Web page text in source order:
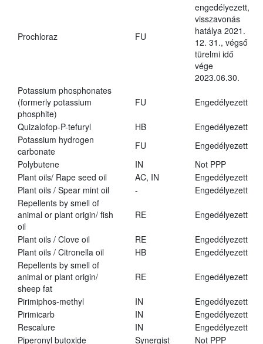
Prochloraz FU
engedélyezett,
visszavonás
hatálya 2021.
12. 31., végső
türelmi idő
vége
2023.06.30.
Potassium phosphonates
(formerly potassium
phosphite)
FU Engedélyezett
Quizalofop-P-tefuryl HB
Engedélyezett
Potassium hydrogen
carbonate
FU
Engedélyezett
Polybutene
IN
Not PPP
Plant oils/ Rape seed oil
AC, IN
Engedélyezett
Plant oils / Spear mint oil
-
Engedélyezett
Repellents by smell of
animal or plant origin/ fish
oil
RE Engedélyezett
Plant oils / Clove oil RE
Engedélyezett
Plant oils / Citronella oil
HB
Engedélyezett
Repellents by smell of
animal or plant origin/
sheep fat
RE Engedélyezett
Pirimiphos-methyl IN
Engedélyezett
Pirimicarb
IN
Engedélyezett
Rescalure
IN
Engedélyezett
Piperonyl butoxide
Synergist
Not PPP